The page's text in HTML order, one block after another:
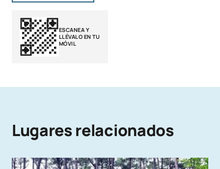
ESCANEA Y
LLÉVALO EN TU
MÓVIL
Lugares relacionados